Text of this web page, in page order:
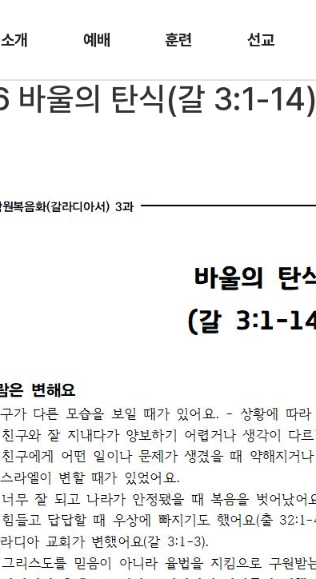
소개 예배 훈련 선교
울의 탄식(갈 3:1-14)